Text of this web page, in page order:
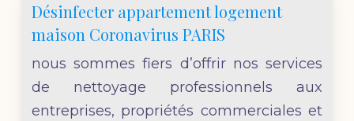
Désinfecter appartement logement
maison Coronavirus PARIS
nous sommes fiers d’offrir nos services
de nettoyage professionnels aux
entreprises, propriétés commerciales et